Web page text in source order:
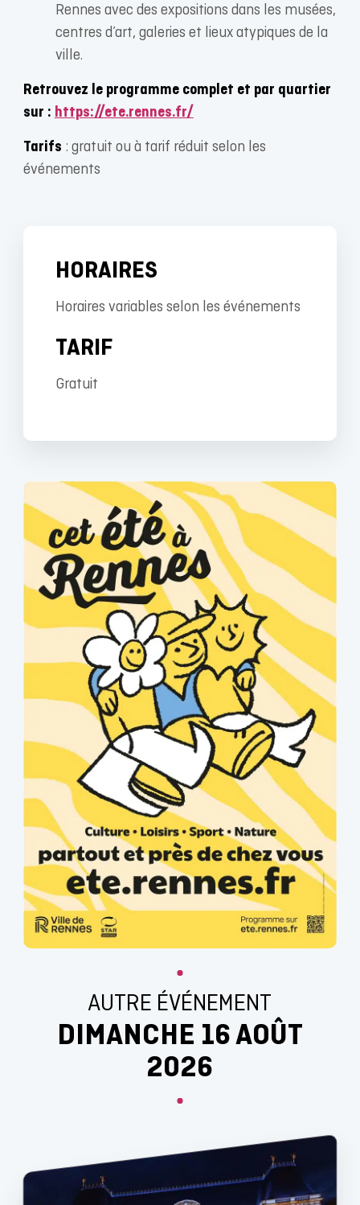
Rennes avec des expositions dans les musées,
centres d’art, galeries et lieux atypiques de la
ville.
Retrouvez le programme complet et par quartier
sur : https://ete.rennes.fr/
Tarifs : gratuit ou à tarif réduit selon les
événements
HORAIRES
Horaires variables selon les événements
TARIF
Gratuit
AUTRE ÉVÉNEMENT
DIMANCHE 16 AOÛT
2026